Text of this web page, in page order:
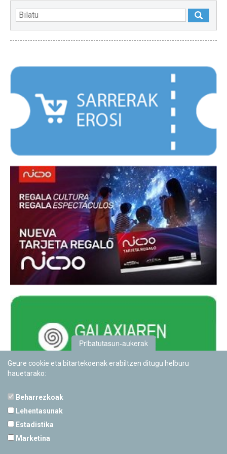
Pribatutasun-aukerak
Geure cookie eta bitartekoenak erabiltzen ditugu helburu
hauetarako:
Beharrezkoak
Lehentasunak
Estadistika
Marketina